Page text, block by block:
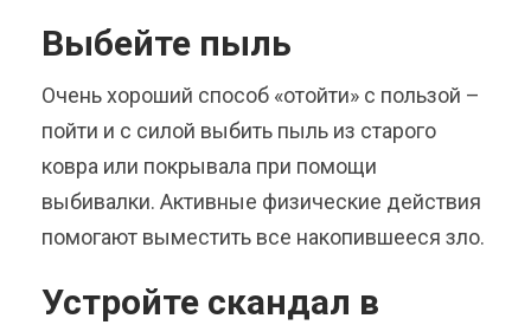
Выбейте пыль
Очень хороший способ «отойти» с пользой –
пойти и с силой выбить пыль из старого
ковра или покрывала при помощи
выбивалки. Активные физические действия
помогают выместить все накопившееся зло.
Устройте скандал в